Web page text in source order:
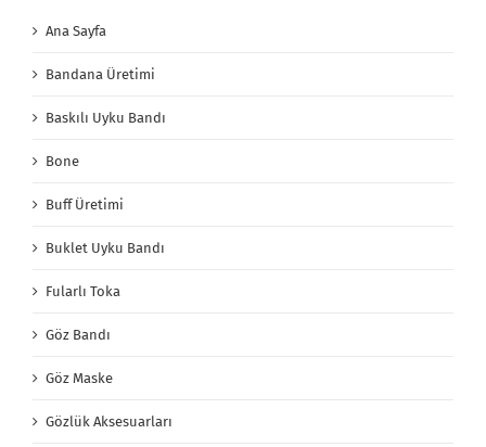
Ana Sayfa
Bandana Üretimi
Baskılı Uyku Bandı
Bone
Buff Üretimi
Buklet Uyku Bandı
Fularlı Toka
Göz Bandı
Göz Maske
Gözlük Aksesuarları